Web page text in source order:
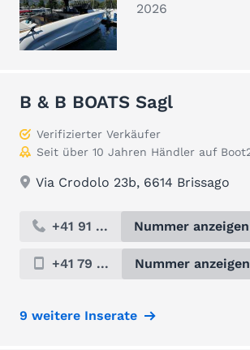
2026
B & B BOATS Sagl
Verifizierter Verkäufer
Seit über 10 Jahren Händler auf
Via Crodolo 23b, 6614 Brissago
+41 91 ... Nummer anzeigen
+41 79 ... Nummer anzeigen
9 weitere Inserate